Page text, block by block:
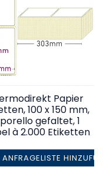
Papier
100 x 150 mm,
gefaltet, 1
à 2.000 Etiketten
ANFRAGELISTE